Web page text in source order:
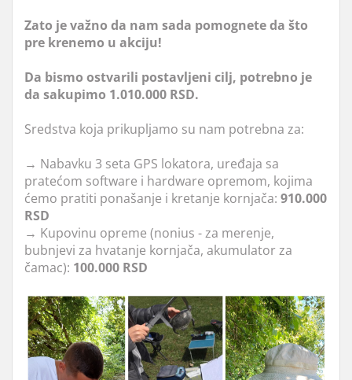
Zato je važno da nam sada pomognete da što
pre krenemo u akciju!
Da bismo ostvarili postavljeni cilj, potrebno je
da sakupimo 1.010.000 RSD.
Sredstva koja prikupljamo su nam potrebna za:
→ Nabavku 3 seta GPS lokatora, uređaja sa
pratećom software i hardware opremom, kojima
ćemo pratiti ponašanje i kretanje kornjača: 910.000
RSD
→ Kupovinu opreme (nonius - za merenje,
bubnjevi za hvatanje kornjača, akumulator za
čamac): 100.000 RSD